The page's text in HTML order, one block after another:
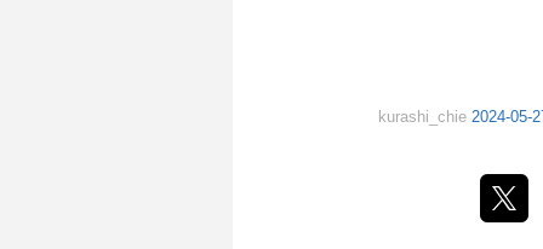
kurashi_chie 2024-05-